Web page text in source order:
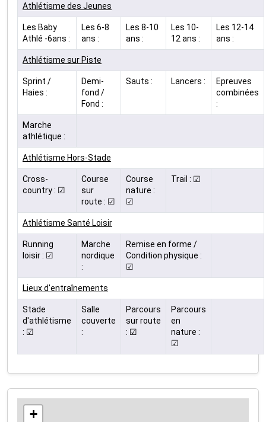
Athlétisme des Jeunes
Les Baby
Athlé -6ans :
Les 6-8
ans :
Les 8-10
ans :
Les 10-
12 ans :
Les 12-14
ans :
Athlétisme sur Piste
Sprint /
Haies :
Demi-
fond /
Fond :
Sauts : Lancers :
Epreuves
combinées
:
Marche
athlétique :
Athlétisme Hors-Stade
Cross-
country : ☑
Course
sur
route : ☑
Course
nature :
☑
Trail : ☑
Athlétisme Santé Loisir
Running
loisir : ☑
Marche
nordique
:
Remise en forme /
Condition physique :
☑
Lieux d'entraînements
Stade
d'athlétisme
: ☑
Salle
couverte
:
Parcours
sur route
: ☑
Parcours
en
nature :
☑
+